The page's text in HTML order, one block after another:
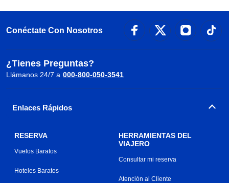
Conéctate Con Nosotros
¿Tienes Preguntas?
Llámanos 24/7 a 000-800-050-3541
Enlaces Rápidos
RESERVA
Vuelos Baratos
Hoteles Baratos
HERRAMIENTAS DEL
VIAJERO
Consultar mi reserva
Atención al Cliente